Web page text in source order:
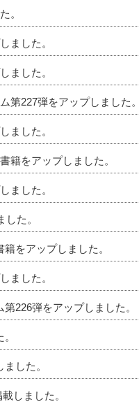
。
ました。
ました。
227弾をアップしました。
ました。
籍をアップしました。
ました。
た。
をアップしました。
ました。
226弾をアップしました。
した。
しました。